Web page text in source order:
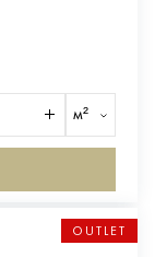
м²
OUTLET